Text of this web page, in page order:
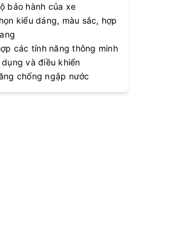
bảo hành của xe
kiểu dáng, màu sắc, hợp
các tính năng thông minh
dụng và điều khiển
chống ngập nước